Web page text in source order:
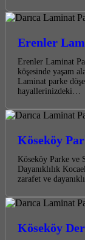
Erenler
Erenler Laminat
köşesinde yaşam
Laminat parke
hayallerinizdeki…
Köseköy
Köseköy Parke ve
Dayanıklılık
zarafet ve
Köseköy